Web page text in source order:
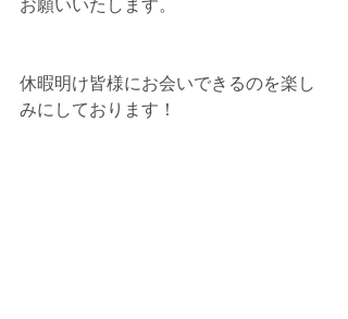
お願いいたします。
休暇明け皆様にお会いできるのを楽し
みにしております！